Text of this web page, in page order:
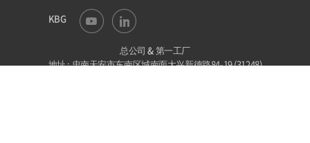
KBG
总公司 & 第一工厂
地址 : 忠南天安市东南区城南面大兴新德路84-19 (31248)